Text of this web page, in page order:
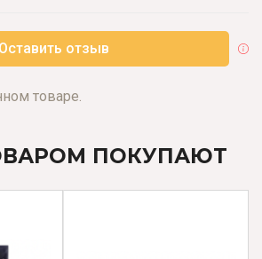
Оставить отзыв
товаре.
ПОКУПАЮТ